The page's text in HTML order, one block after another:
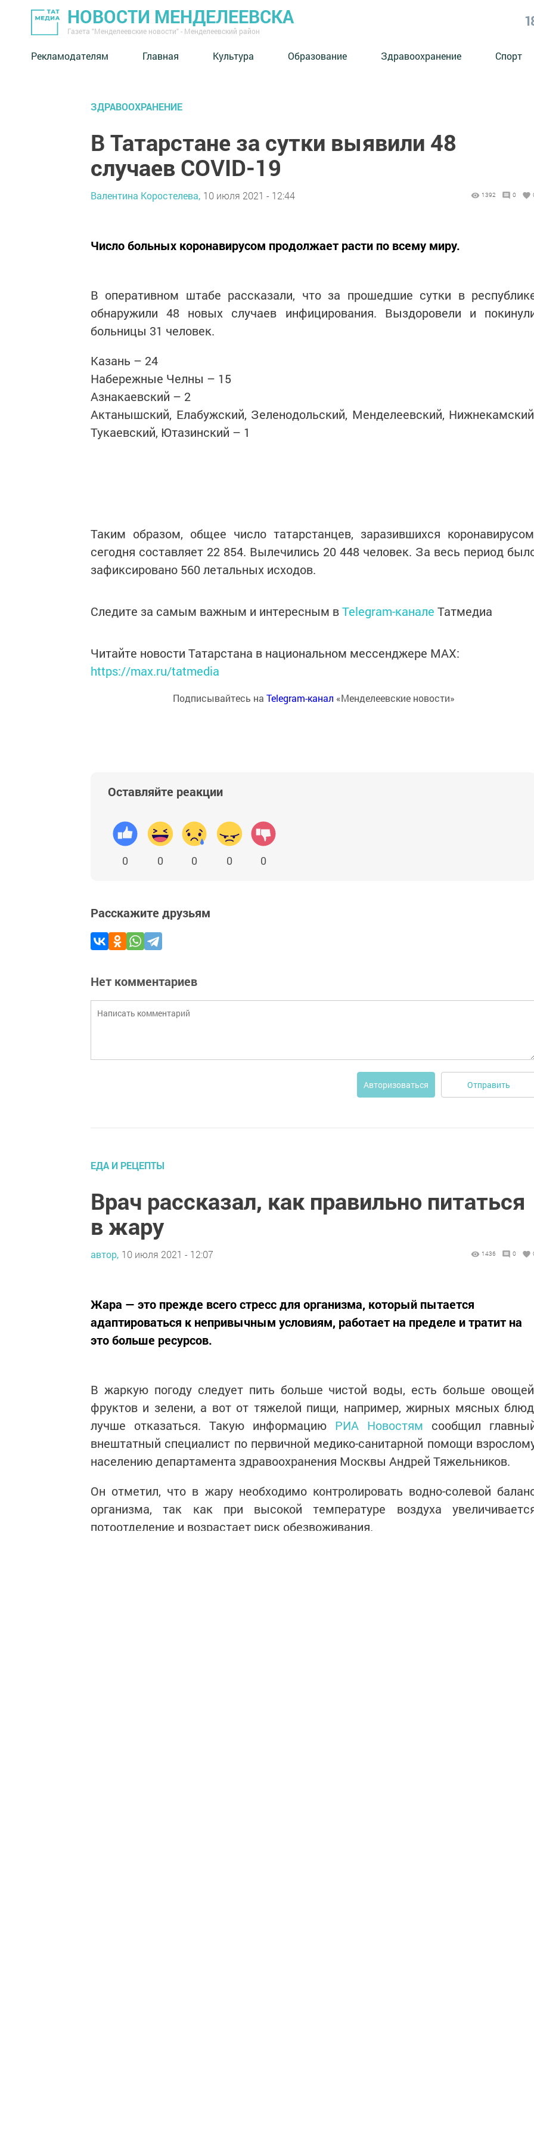
НОВОСТИ МЕНДЕЛЕЕВСКА
Газета "Менделеевские новости" - Менделеевский район
Рекламодателям Главная Культура Образование Здравоохранение Спорт
ЗДРАВООХРАНЕНИЕ
В Татарстане за сутки выявили 48
случаев COVID-19
Валентина Коростелева, 10 июля 2021 - 12:44 1392 0
Число больных коронавирусом продолжает расти по всему миру.
В оперативном штабе рассказали, что за прошедшие сутки в
обнаружили 48 новых случаев инфицирования. Выздоровели и
больницы 31 человек.
Казань – 24
Набережные Челны – 15
Азнакаевский – 2
Актанышский, Елабужский, Зеленодольский, Менделеевский,
Тукаевский, Ютазинский – 1
Таким образом, общее число татарстанцев, заразившихся
сегодня составляет 22 854. Вылечились 20 448 человек. За весь период
зафиксировано 560 летальных исходов.
Следите за самым важным и интересным вTelegram-канале Татмедиа
Читайте новости Татарстана в национальном мессенджере MАХ:
https://max.ru/tatmedia
Подписывайтесь на Telegram-канал «Менделеевские новости»
Оставляйте реакции
0 0 0 0 0
Расскажите друзьям
Нет комментариев
Авторизоваться Отправить
ЕДА И РЕЦЕПТЫ
Врач рассказал, как правильно питаться
в жару
автор, 10 июля 2021 - 12:07 1436 0
Жара — это прежде всего стресс для организма, который пытается
адаптироваться к непривычным условиям, работает на пределе и тратит на
это больше ресурсов.
В жаркую погоду следует пить больше чистой воды, есть больше
фруктов и зелени, а вот от тяжелой пищи, например, жирных мясных
лучше отказаться. Такую информацию РИА Новостям сообщил
внештатный специалист по первичной медико-санитарной помощи
населению департамента здравоохранения Москвы Андрей Тяжельников.
Он отметил, что в жару необходимо контролировать водно-солевой
организма, так как при высокой температуре воздуха
потоотделение и возрастает риск обезвоживания.